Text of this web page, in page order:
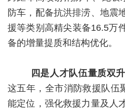
防车，配备抗洪排涝、地震
援等类别高精尖装备16.5万
备的增量提质和结构优化。
四是人才队伍量质双升
这五年，全市消防救援队伍
能定位，强化救援力量及人